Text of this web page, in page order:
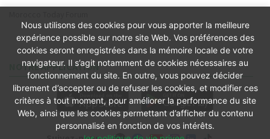
NOTRE APPLICATION
Nous utilisons des cookies pour vous apporter la meilleure
expérience possible sur notre site Web. Vos préférences des
cookies seront enregistrées dans la mémoire locale de votre
navigateur. Il s’agit notamment de cookies nécessaires au
fonctionnement du site. En outre, vous pouvez décider
librement d’accepter ou de refuser les cookies, et modifier ces
critères à tout moment, pour améliorer la performance du site
Web, ainsi que les cookies permettant d’afficher du contenu
personnalisé en fonction de vos intérêts.